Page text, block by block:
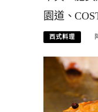
園道、
西式料理